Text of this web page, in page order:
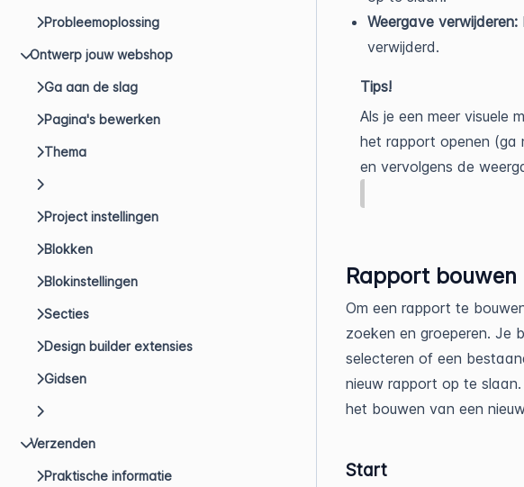
Probleemoplossing
Ontwerp jouw webshop
Ga aan de slag
Pagina's bewerken
Thema
Project instellingen
Blokken
Blokinstellingen
Secties
Design builder extensies
Gidsen
Verzenden
Praktische informatie
Weergave verwijderen:
verwijderd.
Tips!
Als je een meer visuele
het rapport openen (ga
en vervolgens de
Rapport bouwen
Om een rapport te
zoeken en groeperen. Je
selecteren of een
nieuw rapport op te
het bouwen van een
Start